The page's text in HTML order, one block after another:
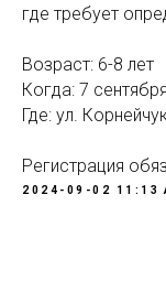
где требует
Возраст: 6-8 лет
Когда: 7
Где: ул.
Регистрация
2024-09-02 11:13